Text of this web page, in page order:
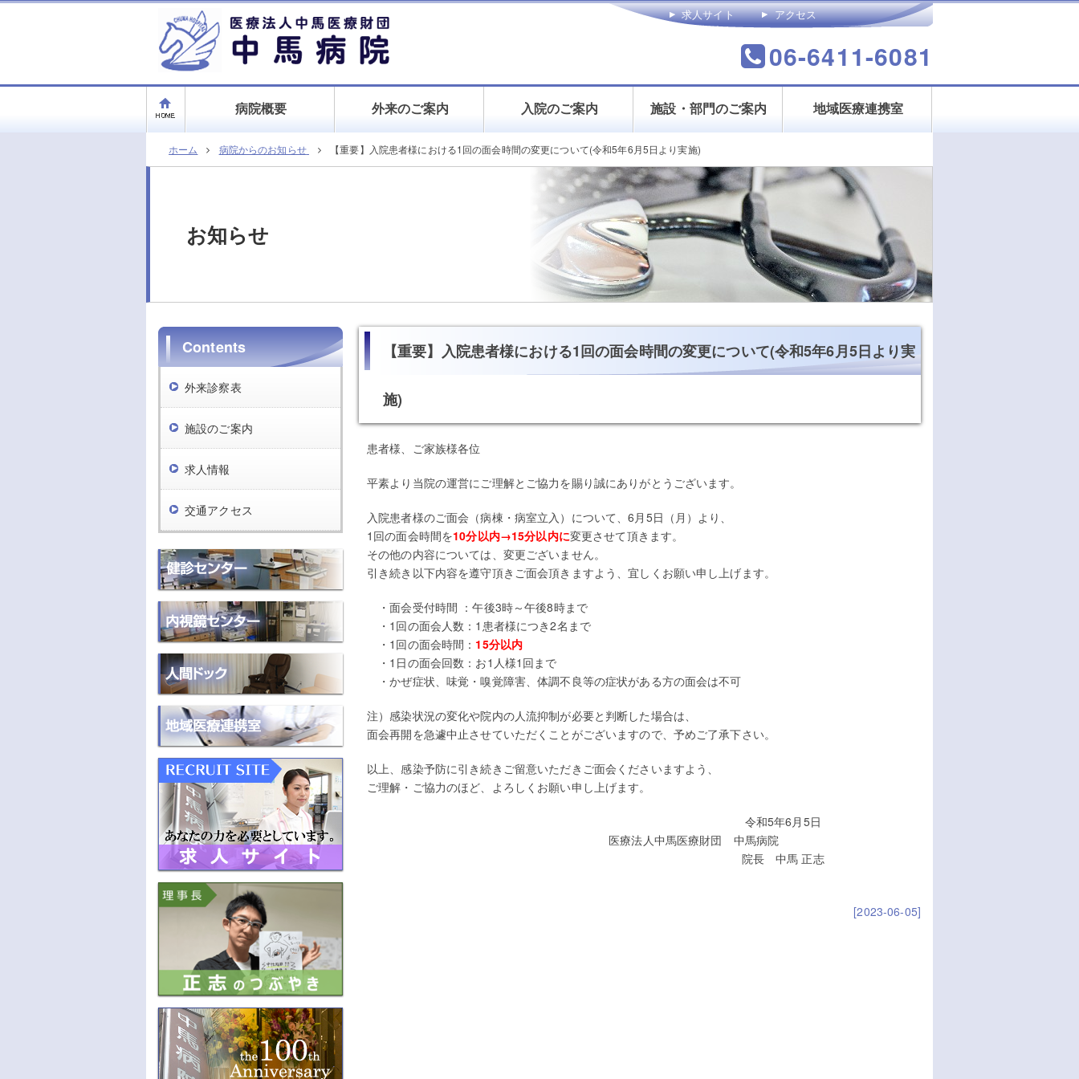
求人サイト
アクセス
お問い合わせ
06-6411-6081
病院概要 外来のご案内 入院のご案内 施設・部門のご案内 地域医療連携室
ホーム 病院からのお知らせ 【重要】入院患者様における1回の面会時間の変更について(令和5年6月5日より実施)
お知らせ
【重要】入院患者様における1回の面会時間の変更について(令和5年6月5日より実
施)
患者様、ご家族様各位
平素より当院の運営にご理解とご協力を賜り誠にありがとうございます。
入院患者様のご面会（病棟・病室立入）について、6月5日（月）より、
1回の面会時間を10分以内→15分以内に変更させて頂きます。
その他の内容については、変更ございません。
引き続き以下内容を遵守頂きご面会頂きますよう、宜しくお願い申し上げます。
・面会受付時間 ：午後3時～午後8時まで
・1回の面会人数：1患者様につき2名まで
・1回の面会時間： 15分以内
・1日の面会回数：お1人様1回まで
・かぜ症状、味覚・嗅覚障害、体調不良等の症状がある方の面会は不可
注）感染状況の変化や院内の人流抑制が必要と判断した場合は、
面会再開を急遽中止させていただくことがございますので、予めご了承下さい。
以上、感染予防に引き続きご留意いただきご面会くださいますよう、
ご理解・ご協力のほど、よろしくお願い申し上げます。
令和5年6月5日
医療法人中馬医療財団 中馬病院
院長 中馬 正志
[2023-06-05]
Contents
外来診察表
施設のご案内
求人情報
交通アクセス